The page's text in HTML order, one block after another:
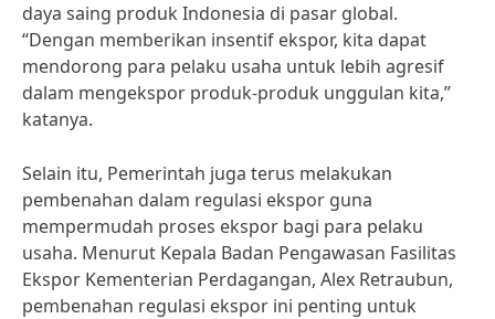
daya saing produk Indonesia di pasar global.
“Dengan memberikan insentif ekspor, kita dapat
mendorong para pelaku usaha untuk lebih agresif
dalam mengekspor produk-produk unggulan kita,”
katanya.
Selain itu, Pemerintah juga terus melakukan
pembenahan dalam regulasi ekspor guna
mempermudah proses ekspor bagi para pelaku
usaha. Menurut Kepala Badan Pengawasan Fasilitas
Ekspor Kementerian Perdagangan, Alex Retraubun,
pembenahan regulasi ekspor ini penting untuk